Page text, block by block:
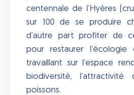
centennale de l’Hyères
sur 100 de se produire
d’autre part profiter de
pour restaurer
travaillant sur l’espace
biodiversité,
poissons.